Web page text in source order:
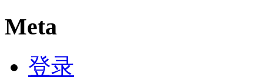
Meta
登录